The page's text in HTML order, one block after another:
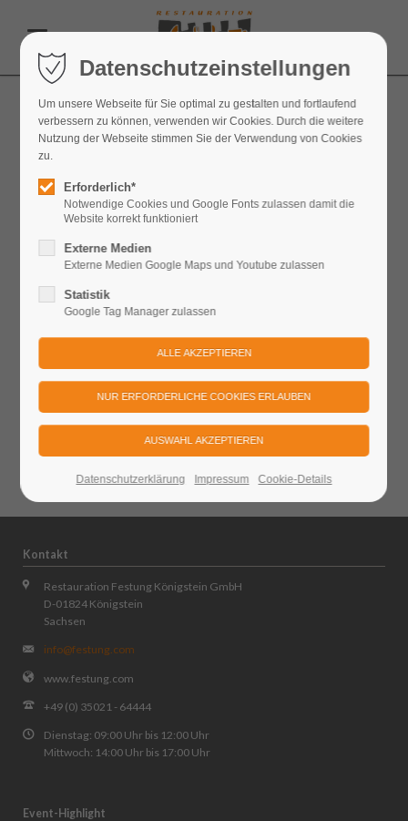
Datenschutzeinstellungen
Um unsere Webseite für Sie optimal zu gestalten und fortlaufend
verbessern zu können, verwenden wir Cookies. Durch die weitere
Nutzung der Webseite stimmen Sie der Verwendung von Cookies
zu.
Erforderlich*
Notwendige Cookies und Google Fonts zulassen damit die
Website korrekt funktioniert
Externe Medien
Externe Medien Google Maps und Youtube zulassen
Statistik
Google Tag Manager zulassen
Datenschutzerklärung Impressum Cookie-Details
FAQ - Häufige Fragen
Restauration Festung Königstein GmbH
Restaurants & Gastronomie
Anreise zur Festung und Parkmöglichkeiten
Veranstaltungen auf der Festung
Tickets | Stornierung | Änderung der
Teilnehmerzahl | Weitere Kosten
Gutschein einlösen
Kontakt
Restauration Festung Königstein GmbH
D-01824 Königstein
Sachsen
info@festung.com
www.festung.com
+49 (0) 35021 - 64444
Dienstag: 09:00 Uhr bis 12:00 Uhr
Mittwoch: 14:00 Uhr bis 17:00 Uhr
Event-Highlight